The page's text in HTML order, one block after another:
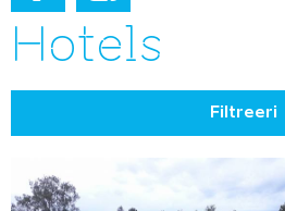
Hotels
Filtreeri